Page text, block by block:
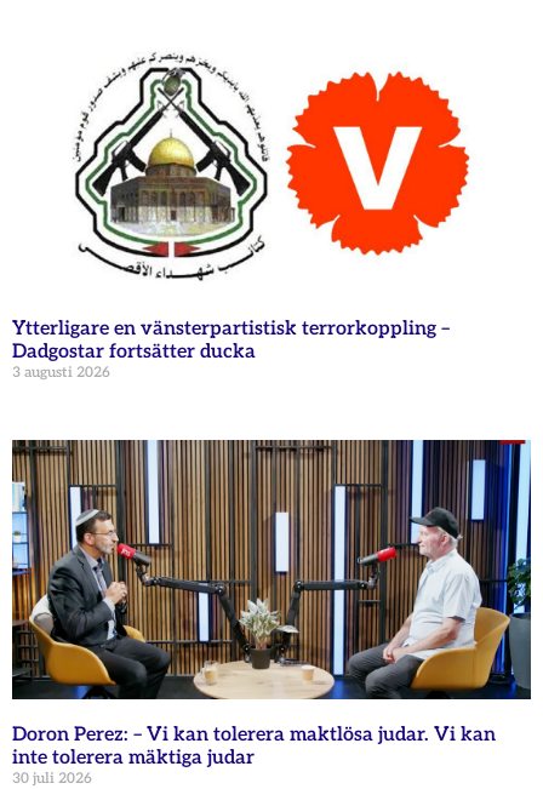
Ytterligare en vänsterpartistisk terrorkoppling –
Dadgostar fortsätter ducka
3 augusti 2026
Doron Perez: – Vi kan tolerera maktlösa judar. Vi kan
inte tolerera mäktiga judar
30 juli 2026